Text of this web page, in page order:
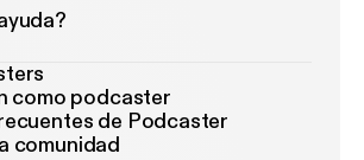
como podcaster
de Podcaster
comunidad